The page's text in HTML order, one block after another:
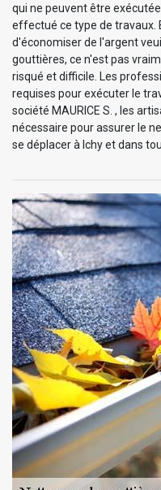
qui ne peuvent être
effectué ce type de travaux.
d'économiser de l'argent
gouttières, ce n'est pas
risqué et difficile. Les
requises pour exécuter le
société MAURICE S. , les
nécessaire pour assurer le
se déplacer à Ichy et dans